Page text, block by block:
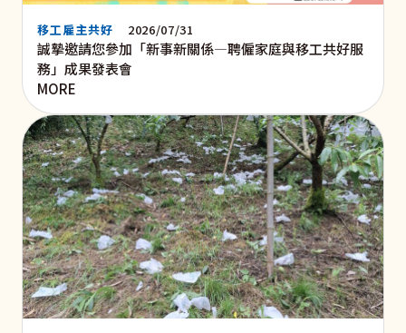
移工雇主共好 2026/07/31
誠摯邀請您參加「新事新關係—聘僱家庭與移工共好服
務」成果發表會
MORE